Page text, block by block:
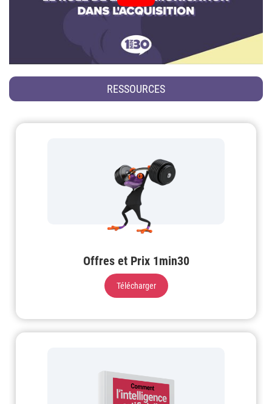
RESSOURCES
Offres et Prix 1min30
Télécharger